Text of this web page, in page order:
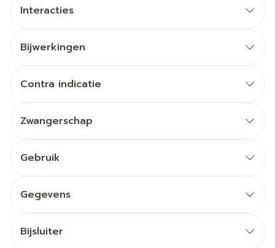
Interacties
Bijwerkingen
Contra indicatie
Zwangerschap
Gebruik
Gegevens
Bijsluiter